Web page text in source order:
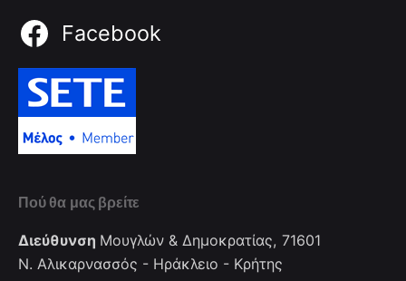
Facebook
Πού θα μας βρείτε
Διεύθυνση Μουγλών & Δημοκρατίας, 71601
Ν. Αλικαρνασσός - Ηράκλειο - Κρήτης